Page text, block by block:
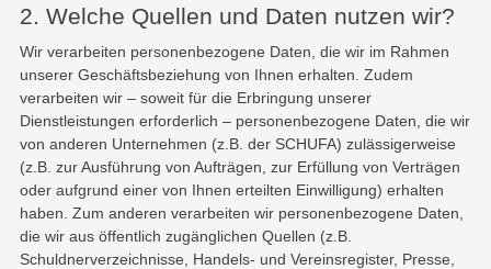
2. Welche Quellen und Daten nutzen wir?
Wir verarbeiten personenbezogene Daten, die wir im Rahmen
unserer Geschäftsbeziehung von Ihnen erhalten. Zudem
verarbeiten wir – soweit für die Erbringung unserer
Dienstleistungen erforderlich – personenbezogene Daten, die wir
von anderen Unternehmen (z.B. der SCHUFA) zulässigerweise
(z.B. zur Ausführung von Aufträgen, zur Erfüllung von Verträgen
oder aufgrund einer von Ihnen erteilten Einwilligung) erhalten
haben. Zum anderen verarbeiten wir personenbezogene Daten,
die wir aus öffentlich zugänglichen Quellen (z.B.
Schuldnerverzeichnisse, Handels- und Vereinsregister, Presse,